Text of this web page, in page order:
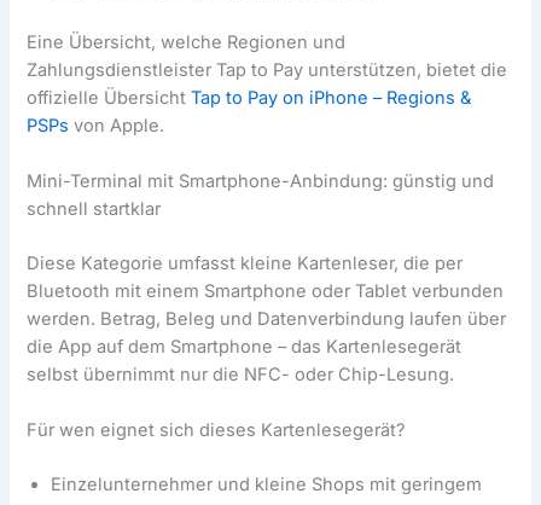
Eine Übersicht, welche Regionen und
Zahlungsdienstleister Tap to Pay unterstützen, bietet die
offizielle ÜbersichtTap to Pay on iPhone – Regions &
PSPs von Apple.
Mini-Terminal mit Smartphone-Anbindung: günstig und
schnell startklar
Diese Kategorie umfasst kleine Kartenleser, die per
Bluetooth mit einem Smartphone oder Tablet verbunden
werden. Betrag, Beleg und Datenverbindung laufen über
die App auf dem Smartphone – das Kartenlesegerät
selbst übernimmt nur die NFC- oder Chip-Lesung.
Für wen eignet sich dieses Kartenlesegerät?
Einzelunternehmer und kleine Shops mit geringem